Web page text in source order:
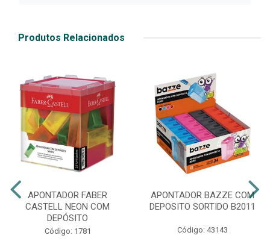
Produtos Relacionados
APONTADOR FABER
CASTELL NEON COM
DEPÓSITO
Código: 1781
APONTADOR BAZZE COM
DEPOSITO SORTIDO B2011
Código: 43143